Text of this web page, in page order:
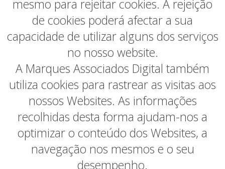
mesmo para rejeitar cookies. A rejeição
de cookies poderá afectar a sua
capacidade de utilizar alguns dos serviços
no nosso website.
A Marques Associados Digital também
utiliza cookies para rastrear as visitas aos
nossos Websites. As informações
recolhidas desta forma ajudam-nos a
optimizar o conteúdo dos Websites, a
navegação nos mesmos e o seu
desempenho.